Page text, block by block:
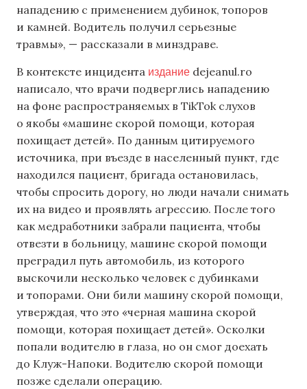
нападению с применением дубинок, топоров
и камней. Водитель получил серьезные
травмы», — рассказали в минздраве.
В контексте инцидента издание dejeanul.ro
написало, что врачи подверглись нападению
на фоне распространяемых в TikTok слухов
о якобы «машине скорой помощи, которая
похищает детей». По данным цитируемого
источника, при въезде в населенный пункт, где
находился пациент, бригада остановилась,
чтобы спросить дорогу, но люди начали снимать
их на видео и проявлять агрессию. После того
как медработники забрали пациента, чтобы
отвезти в больницу, машине скорой помощи
преградил путь автомобиль, из которого
выскочили несколько человек с дубинками
и топорами. Они били машину скорой помощи,
утверждая, что это «черная машина скорой
помощи, которая похищает детей». Осколки
попали водителю в глаза, но он смог доехать
до Клуж-Напоки. Водителю скорой помощи
позже сделали операцию.